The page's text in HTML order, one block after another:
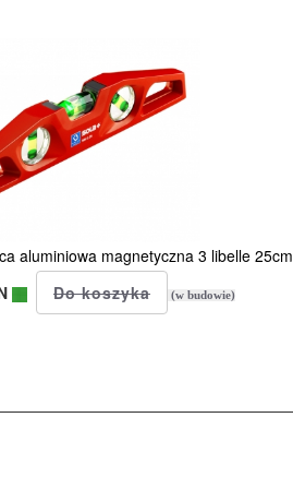
aluminiowa magnetyczna 3 libelle 25cm
(w budowie)